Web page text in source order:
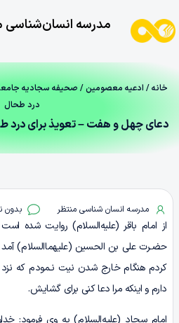
مدرسه انسان‌شناسی
خانه/ ادعیه معصومین/ صحیفه سجادیه
درد طحال
دعای چهل‌ و هفت – تعویذ برای درد
مدرسه انسان شناسی منتظر بدون
از امام باقر (علیه‌السلام) روایت شده
حضـرت علی بن الحسین (علیهماالسلام)
کردم هنگام خارج شدن نیت نـمودم که
دارم و اینکه مرا دعا کنی برای گشایش.